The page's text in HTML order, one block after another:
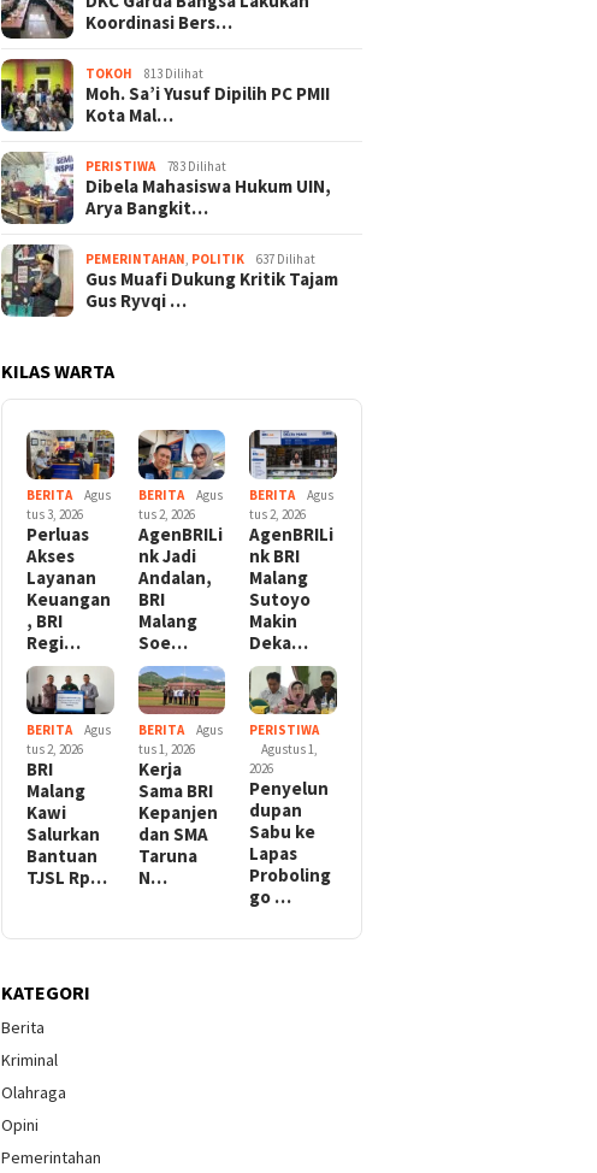
Koordinasi Bers…
TOKOH 813 Dilihat
Moh. Sa’i Yusuf Dipilih PC PMII
Kota Mal…
PERISTIWA 783 Dilihat
Dibela Mahasiswa Hukum UIN,
Arya Bangkit…
PEMERINTAHAN, POLITIK 637 Dilihat
Gus Muafi Dukung Kritik Tajam
Gus Ryvqi …
KILAS WARTA
BERITA
Agus
tus 3, 2026
Perluas
Akses
Layanan
Keuangan
, BRI
Regi…
BERITA
Agus
tus 2, 2026
AgenBRILi
nk Jadi
Andalan,
BRI
Malang
Soe…
BERITA
Agus
tus 2, 2026
AgenBRILi
nk BRI
Malang
Sutoyo
Makin
Deka…
BERITA
Agus
tus 2, 2026
BRI
Malang
Kawi
Salurkan
Bantuan
TJSL Rp…
BERITA
Agus
tus 1, 2026
Kerja
Sama BRI
Kepanjen
dan SMA
Taruna
N…
PERISTIWA
Agustus 1,
2026
Penyelun
dupan
Sabu ke
Lapas
Proboling
go …
KATEGORI
Berita
Kriminal
Olahraga
Opini
Pemerintahan